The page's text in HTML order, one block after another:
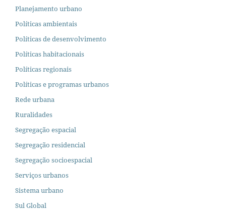
Planejamento urbano
Políticas ambientais
Políticas de desenvolvimento
Políticas habitacionais
Políticas regionais
Políticas e programas urbanos
Rede urbana
Ruralidades
Segregação espacial
Segregação residencial
Segregação socioespacial
Serviços urbanos
Sistema urbano
Sul Global